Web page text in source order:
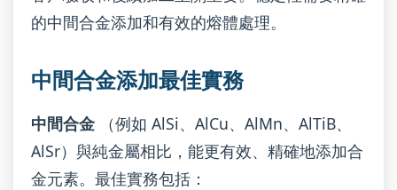
的中間合金添加和有效的熔體處理。
中間合金添加最佳實務
中間合金 （例如 AlSi、AlCu、AlMn、AlTiB、
AlSr）與純金屬相比，能更有效、精確地添加合
金元素。最佳實務包括：